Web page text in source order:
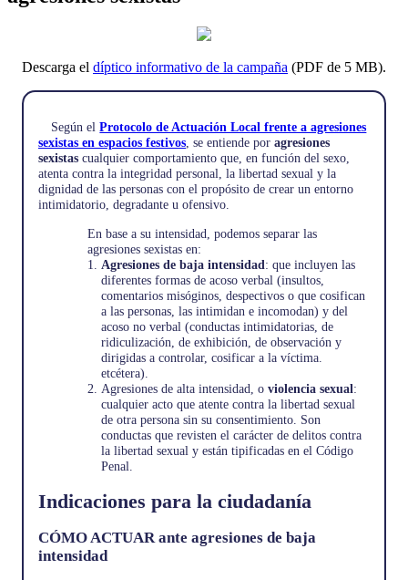
Descarga el díptico informativo de la campaña (PDF de 5 MB).
Según elProtocolo de Actuación Local frente a agresiones
sexistas en espacios festivos, se entiende por agresiones
sexistas cualquier comportamiento que, en función del sexo,
atenta contra la integridad personal, la libertad sexual y la
dignidad de las personas con el propósito de crear un entorno
intimidatorio, degradante u ofensivo.
En base a su intensidad, podemos separar las
agresiones sexistas en:
Agresiones de baja intensidad: que incluyen las
diferentes formas de acoso verbal (insultos,
comentarios misóginos, despectivos o que cosifican
a las personas, las intimidan e incomodan) y del
acoso no verbal (conductas intimidatorias, de
ridiculización, de exhibición, de observación y
dirigidas a controlar, cosificar a la víctima.
etcétera).
Agresiones de alta intensidad, o violencia sexual:
cualquier acto que atente contra la libertad sexual
de otra persona sin su consentimiento. Son
conductas que revisten el carácter de delitos contra
la libertad sexual y están tipificadas en el Código
Penal.
Indicaciones para la ciudadanía
CÓMO ACTUAR ante agresiones de baja
intensidad